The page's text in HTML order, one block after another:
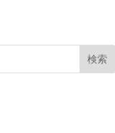
検索